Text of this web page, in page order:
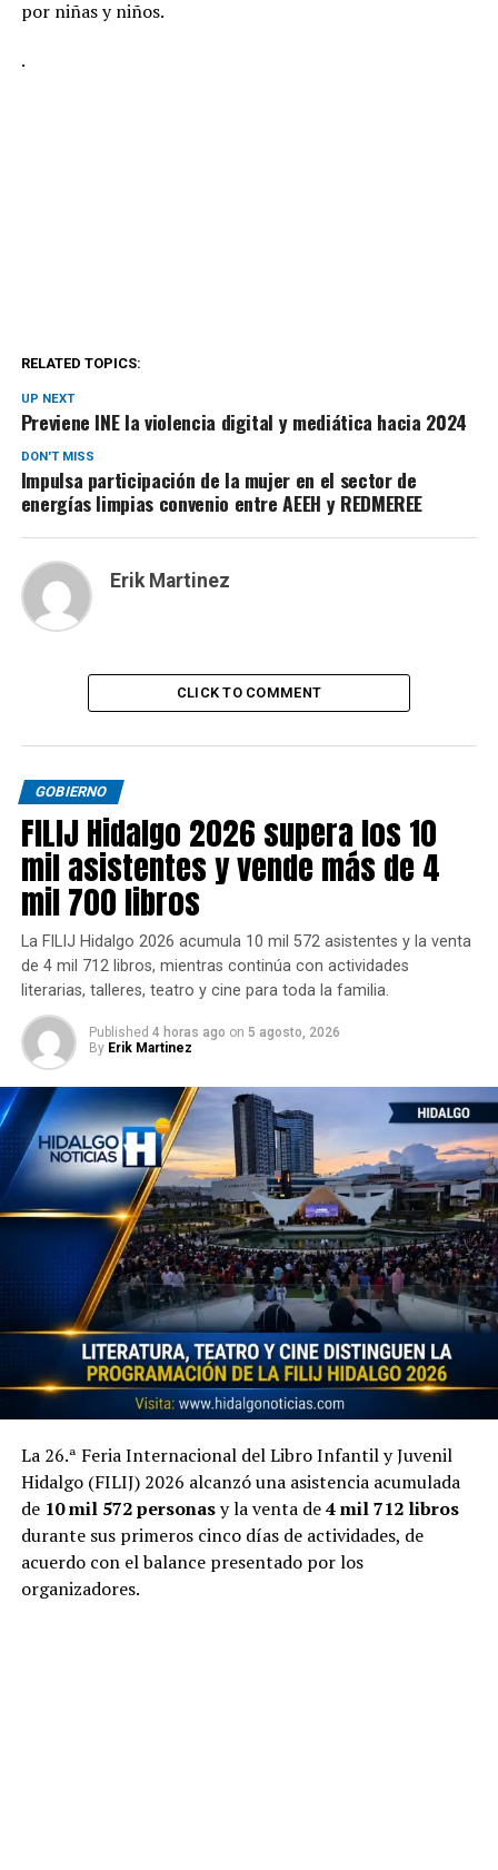
por niñas y niños.
.
RELATED TOPICS:
UP NEXT
Previene INE la violencia digital y mediática hacia 2024
DON'T MISS
Impulsa participación de la mujer en el sector de
energías limpias convenio entre AEEH y REDMEREE
Erik Martinez
CLICK TO COMMENT
GOBIERNO
FILIJ Hidalgo 2026 supera los 10
mil asistentes y vende más de 4
mil 700 libros
La FILIJ Hidalgo 2026 acumula 10 mil 572 asistentes y la venta
de 4 mil 712 libros, mientras continúa con actividades
literarias, talleres, teatro y cine para toda la familia.
Published 4 horas ago on 5 agosto, 2026
By Erik Martinez
La 26.ª Feria Internacional del Libro Infantil y Juvenil
Hidalgo (FILIJ) 2026 alcanzó una asistencia acumulada
de 10 mil 572 personasy la venta de4 mil 712 libros
durante sus primeros cinco días de actividades, de
acuerdo con el balance presentado por los
organizadores.